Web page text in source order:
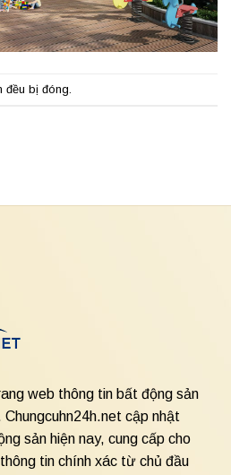
đều bị đóng.
web thông tin bất động sản
cập nhật
sản hiện nay, cung cấp cho
tin chính xác từ chủ đầu